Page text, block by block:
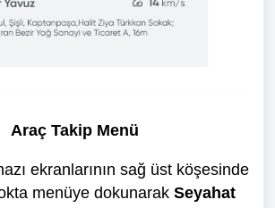
Araç Takip Menü
ekranlarının sağ üst köşesinde
menüye dokunarak Seyahat